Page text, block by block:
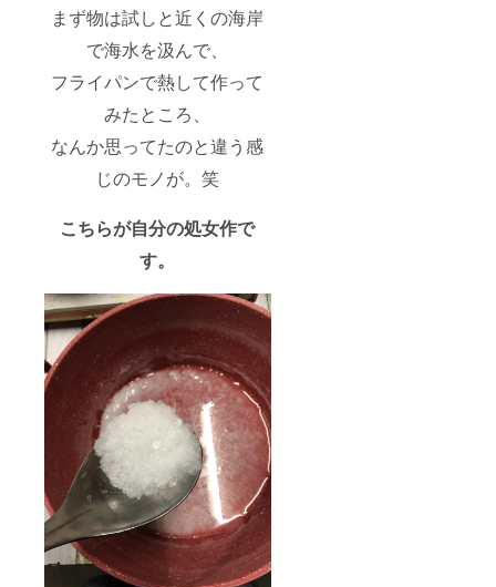
まず物は試しと近くの海岸
で海水を汲んで、
フライパンで熱して作って
みたところ、
なんか思ってたのと違う感
じのモノが。笑
こちらが自分の処女作で
す。